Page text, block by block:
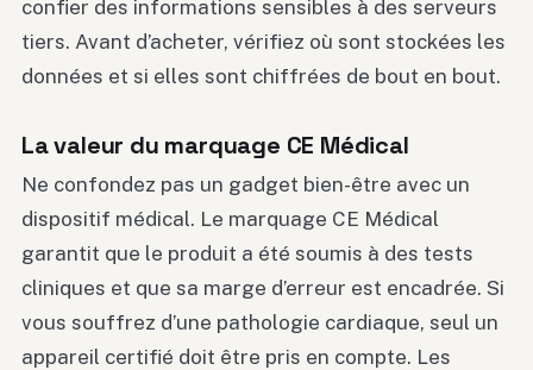
confier des informations sensibles à des serveurs
tiers. Avant d’acheter, vérifiez où sont stockées les
données et si elles sont chiffrées de bout en bout.
La valeur du marquage CE Médical
Ne confondez pas un gadget bien-être avec un
dispositif médical. Le marquage CE Médical
garantit que le produit a été soumis à des tests
cliniques et que sa marge d’erreur est encadrée. Si
vous souffrez d’une pathologie cardiaque, seul un
appareil certifié doit être pris en compte. Les